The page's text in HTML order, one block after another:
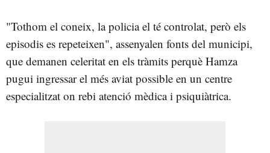
"Tothom el coneix, la policia el té controlat, però els
episodis es repeteixen", assenyalen fonts del municipi,
que demanen celeritat en els tràmits perquè Hamza
pugui ingressar el més aviat possible en un centre
especialitzat on rebi atenció mèdica i psiquiàtrica.